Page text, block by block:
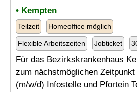
• Kempten
Teilzeit Homeoffice möglich
Flexible Arbeitszeiten Jobticket
Für das Bezirkskrankenhaus
zum nächstmöglichen
(m/w/d) Infostelle und Pfortein